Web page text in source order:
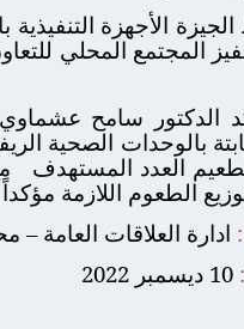
الأجهزة التنفيذية
المجتمع المحلي
الدكتور سامح
بالوحدات الصحية
العدد المستهدف
الطعوم اللازمة
ادارة العلاقات العامة –
10 ديسمبر 2022